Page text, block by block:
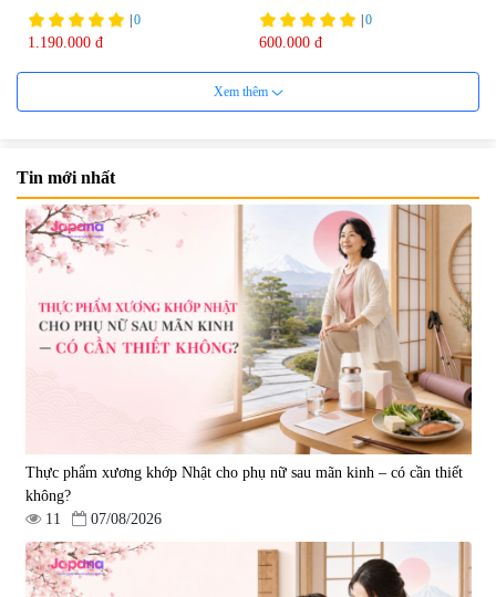
0
1.190.000 đ
0
600.000 đ
Viên uống tăng cường sinh lực
- Date 12/2026
364.582
1.580.000 đ
7%
Viên uống cải thiện nội tiết tố nữ
Welson For Women Hàn Quốc
60 viên
|10.560
739.350 đ 795.000 đ
Viên uống hỗ trợ dưỡng thận và
sinh lý nam Waki Kidney &
7%
Viên uống hỗ trợ tăng cường
sinh lý nam Testosterone Welson
Xem thêm
Tin mới nhất
Thực phẩm xương khớp Nhật cho phụ nữ sau mãn kinh – có cần thiết
không?
11
07/08/2026